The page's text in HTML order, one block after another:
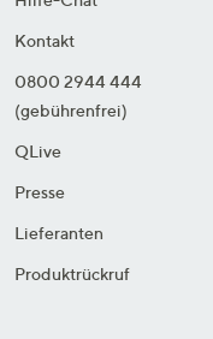
Kontakt
0800 2944 444
(gebührenfrei)
QLive
Presse
Lieferanten
Produktrückruf